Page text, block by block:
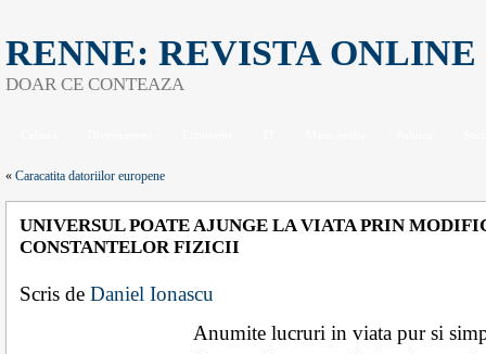
RENNE: REVISTA ONLINE
DOAR CE CONTEAZA
« Caracatita datoriilor europene
UNIVERSUL POATE AJUNGE LA VIATA PRIN
CONSTANTELOR FIZICII
Scris de Daniel Ionascu
Anumite lucruri in viata pur si